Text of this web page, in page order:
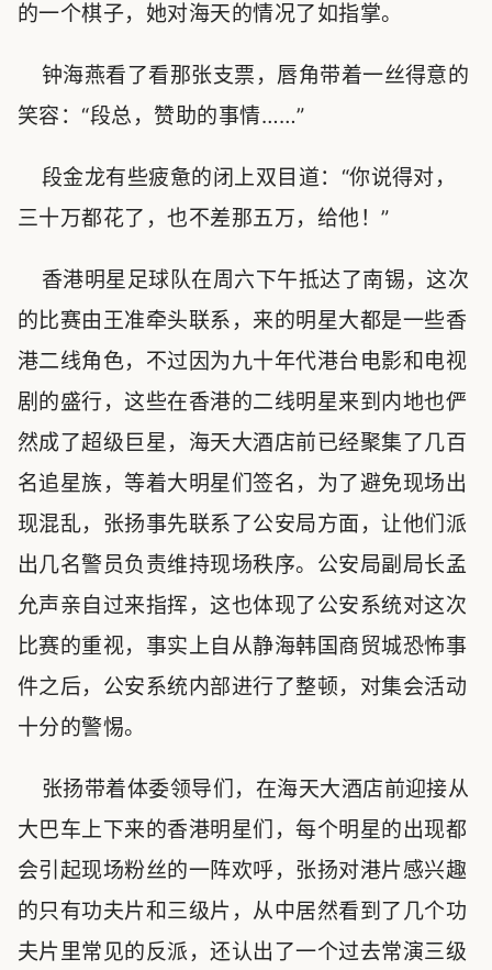
的一个棋子，她对海天的情况了如指掌。
钟海燕看了看那张支票，唇角带着一丝得意的
笑容：“段总，赞助的事情……”
段金龙有些疲惫的闭上双目道：“你说得对，
三十万都花了，也不差那五万，给他！”
香港明星足球队在周六下午抵达了南锡，这次
的比赛由王准牵头联系，来的明星大都是一些香
港二线角色，不过因为九十年代港台电影和电视
剧的盛行，这些在香港的二线明星来到内地也俨
然成了超级巨星，海天大酒店前已经聚集了几百
名追星族，等着大明星们签名，为了避免现场出
现混乱，张扬事先联系了公安局方面，让他们派
出几名警员负责维持现场秩序。公安局副局长孟
允声亲自过来指挥，这也体现了公安系统对这次
比赛的重视，事实上自从静海韩国商贸城恐怖事
件之后，公安系统内部进行了整顿，对集会活动
十分的警惕。
张扬带着体委领导们，在海天大酒店前迎接从
大巴车上下来的香港明星们，每个明星的出现都
会引起现场粉丝的一阵欢呼，张扬对港片感兴趣
的只有功夫片和三级片，从中居然看到了几个功
夫片里常见的反派，还认出了一个过去常演三级